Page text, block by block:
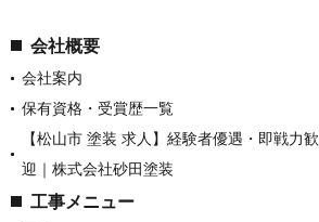
会社概要
会社案内
保有資格・受賞歴一覧
【松山市 塗装 求人】経験者優遇・即戦力歓
迎｜株式会社砂田塗装
工事メニュー